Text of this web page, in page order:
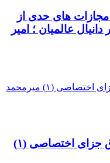
های حدی از
عالمیان ؛ امیر
جرایم علیه اموال و مالکیت حقوق جزای اختصاصی (۱)